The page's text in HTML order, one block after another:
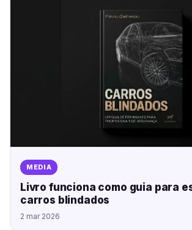
MEDIA
Livro funciona como guia para
carros blindados
2 mar 2026